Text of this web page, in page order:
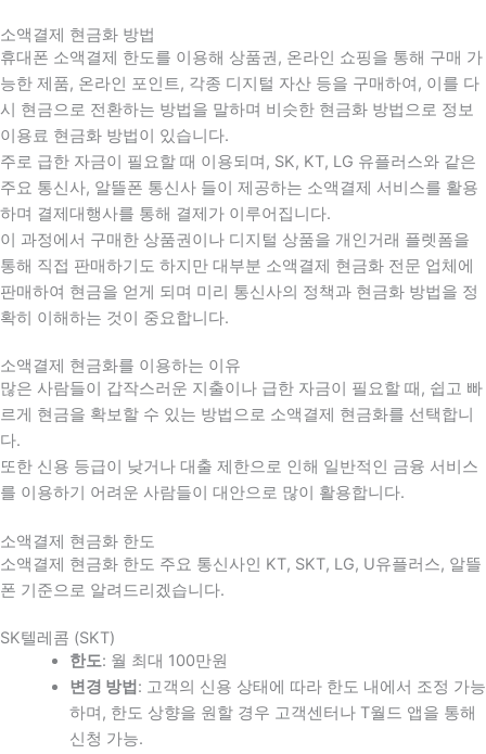
소액결제 현금화 방법
휴대폰 소액결제 한도를 이용해 상품권, 온라인 쇼핑을 통해 구매 가
능한 제품, 온라인 포인트, 각종 디지털 자산 등을 구매하여, 이를 다
시 현금으로 전환하는 방법을 말하며 비슷한 현금화 방법으로 정보
이용료 현금화 방법이 있습니다.
주로 급한 자금이 필요할 때 이용되며, SK, KT, LG 유플러스와 같은
주요 통신사, 알뜰폰 통신사 들이 제공하는 소액결제 서비스를 활용
하며 결제대행사를 통해 결제가 이루어집니다.
이 과정에서 구매한 상품권이나 디지털 상품을 개인거래 플렛폼을
통해 직접 판매하기도 하지만 대부분 소액결제 현금화 전문 업체에
판매하여 현금을 얻게 되며 미리 통신사의 정책과 현금화 방법을 정
확히 이해하는 것이 중요합니다.
소액결제 현금화를 이용하는 이유
많은 사람들이 갑작스러운 지출이나 급한 자금이 필요할 때 , 쉽고 빠
르게 현금을 확보할 수 있는 방법으로 소액결제 현금화를 선택합니
다.
또한 신용 등급이 낮거나 대출 제한으로 인해 일반적인 금융 서비스
를 이용하기 어려운 사람들이 대안으로 많이 활용합니다.
소액결제 현금화 한도
소액결제 현금화 한도 주요 통신사인 KT, SKT, LG, U유플러스, 알뜰
폰 기준으로 알려드리겠습니다.
SK텔레콤 (SKT)
한도: 월 최대 100만원
변경 방법 : 고객의 신용 상태에 따라 한도 내에서 조정 가능
하며, 한도 상향을 원할 경우 고객센터나 T월드 앱을 통해
신청 가능.